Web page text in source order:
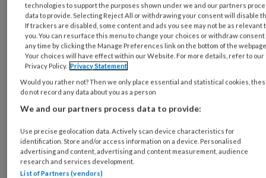
bedrijfsartsen. Verder wordt verondersteld
dat vervroegde inzet bijdraagt aan een
duurzame inzetbaarheid en betere belasting
van de medewerker. Uit het onderzoek komt
ook naar voren dat er goede taak- en
rolafspraken tussen de bedrijfsartsen en de
arbeidsdeskundigen moeten zijn om tot de
arbeidsdeskundigen te komen. Maar de
beperkte samenwerking tussen deze
professionals vormt momenteel nog een
technologies to support the purposes shown under we and our partners
data to provide. Selecting Reject All or withdrawing your consent will disable
If trackers are disabled, some content and ads you see may not be as relevant
you. You can resurface this menu to change your choices or withdraw consent
any time by clicking the Manage Preferences link on the bottom of the
Your choices will have effect within our Website. For more details, refer to our
Privacy Policy. Privacy Statement
Would you rather not? Then we only place essential and statistical cookies,
do not record any data about you as a person
We and our partners process data to provide:
Use precise geolocation data. Actively scan device characteristics for
identification. Store and/or access information on a device. Personalised
advertising and content, advertising and content measurement, audience
research and services development.
List of Partners (vendors)